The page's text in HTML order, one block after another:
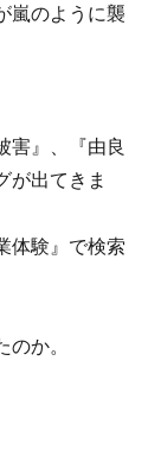
嵐のように襲
害』、『由良
出てきま
体験』で検索
か。